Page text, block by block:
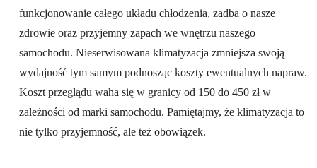
funkcjonowanie całego układu chłodzenia, zadba o nasze
zdrowie oraz przyjemny zapach we wnętrzu naszego
samochodu. Nieserwisowana klimatyzacja zmniejsza swoją
wydajność tym samym podnosząc koszty ewentualnych napraw.
Koszt przeglądu waha się w granicy od 150 do 450 zł w
zależności od marki samochodu. Pamiętajmy, że klimatyzacja to
nie tylko przyjemność, ale też obowiązek.